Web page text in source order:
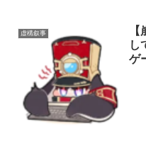
虚構叙事
し
ゲ